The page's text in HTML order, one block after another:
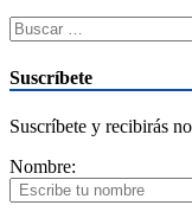
Suscríbete
Suscríbete y recibirás
Nombre: